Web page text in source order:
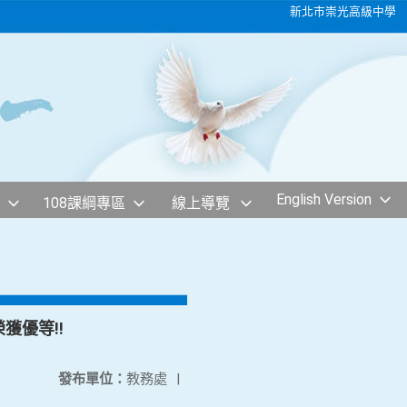
新北市崇光高級中學
108課綱專區 線上導覽 English Version
優等!!
發布單位： 教務處 |